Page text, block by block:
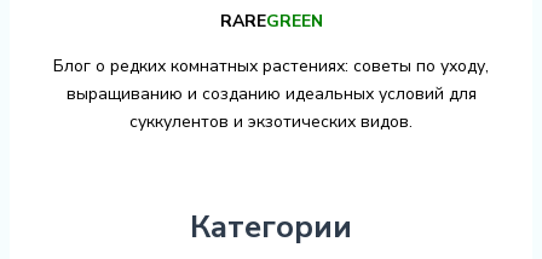
RAREGREEN
Блог о редких комнатных растениях: советы по уходу,
выращиванию и созданию идеальных условий для
суккулентов и экзотических видов.
Категории